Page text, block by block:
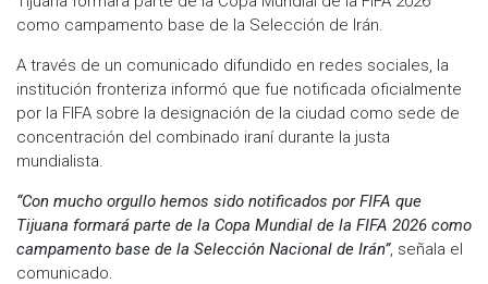
como campamento base de la Selección de Irán.
A través de un comunicado difundido en redes sociales, la
institución fronteriza informó que fue notificada oficialmente
por la FIFA sobre la designación de la ciudad como sede de
concentración del combinado iraní durante la justa
mundialista.
“Con mucho orgullo hemos sido notificados por FIFA que
Tijuana formará parte de la Copa Mundial de la FIFA 2026 como
campamento base de la Selección Nacional de Irán”, señala el
comunicado.